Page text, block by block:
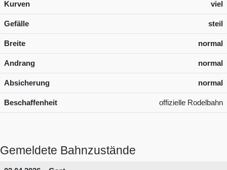
Kurven viel
Gefälle steil
Breite normal
Andrang normal
Absicherung normal
Beschaffenheit offizielle Rodelbahn
Gemeldete Bahnzustände